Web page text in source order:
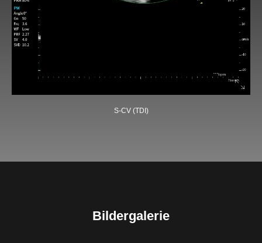
S-CV (TDI)
Bildergalerie